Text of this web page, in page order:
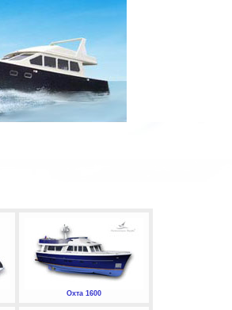
Охта 1600